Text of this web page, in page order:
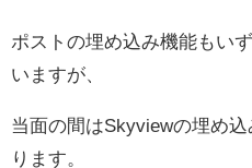
ポストの埋め込み機能もい
いますが、
当面の間はSkyviewの埋め
ります。